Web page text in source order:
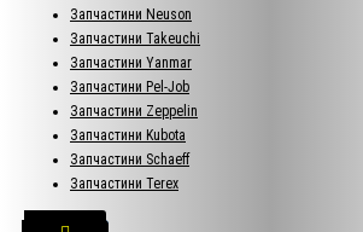
Запчастини Neuson
Запчастини Takeuchi
Запчастини Yanmar
Запчастини Pel-Job
Запчастини Zeppelin
Запчастини Kubota
Запчастини Schaeff
Запчастини Terex